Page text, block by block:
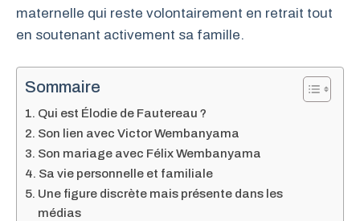
maternelle qui reste volontairement en retrait tout
en soutenant activement sa famille.
Sommaire
Qui est Élodie de Fautereau ?
Son lien avec Victor Wembanyama
Son mariage avec Félix Wembanyama
Sa vie personnelle et familiale
Une figure discrète mais présente dans les
médias